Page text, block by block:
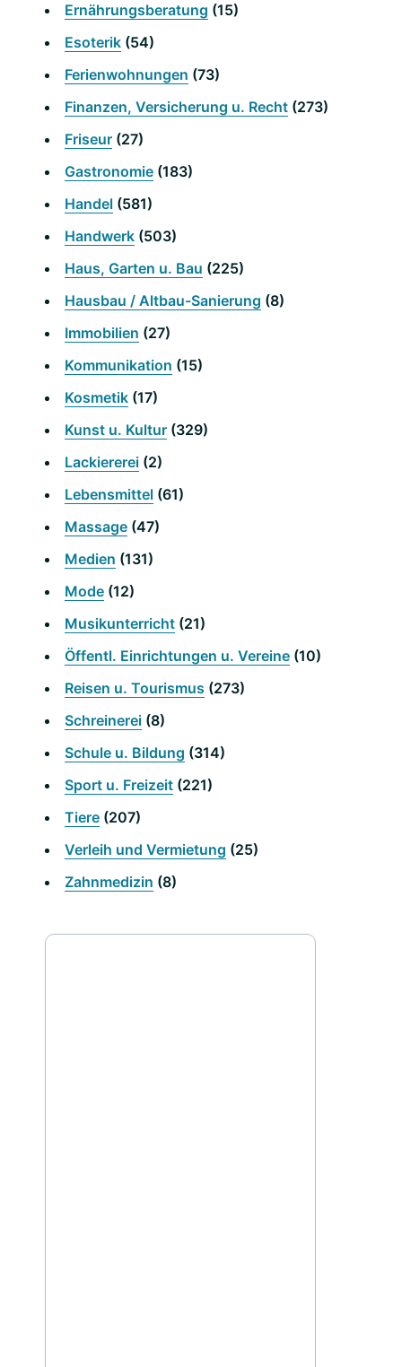
Ernährungsberatung (15)
Esoterik (54)
Ferienwohnungen (73)
Finanzen, Versicherung u. Recht (273)
Friseur (27)
Gastronomie (183)
Handel (581)
Handwerk (503)
Haus, Garten u. Bau (225)
Hausbau / Altbau-Sanierung (8)
Immobilien (27)
Kommunikation (15)
Kosmetik (17)
Kunst u. Kultur (329)
Lackiererei (2)
Lebensmittel (61)
Massage (47)
Medien (131)
Mode (12)
Musikunterricht (21)
Öffentl. Einrichtungen u. Vereine (10)
Reisen u. Tourismus (273)
Schreinerei (8)
Schule u. Bildung (314)
Sport u. Freizeit (221)
Tiere (207)
Verleih und Vermietung (25)
Zahnmedizin (8)